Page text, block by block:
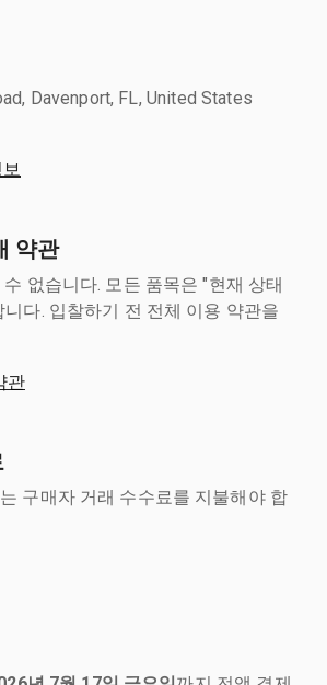
Davenport, FL, United States
약관
없습니다. 모든 품목은 "현재 상태
니다. 입찰하기 전 전체 이용 약관을
관
구매자 거래 수수료를 지불해야 합